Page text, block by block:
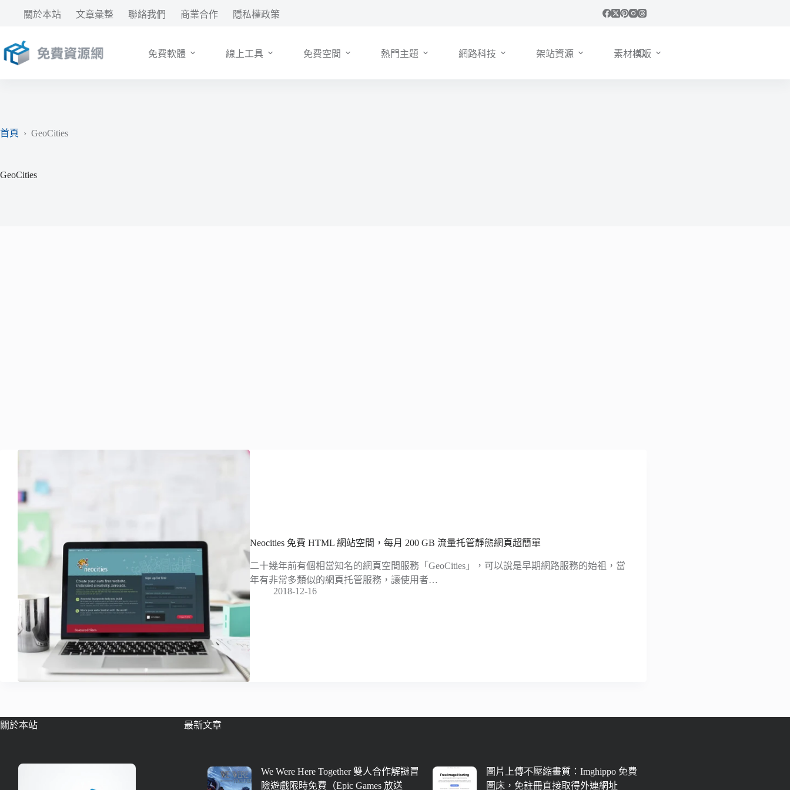
要
內
關於本站 文章彙整 聯絡我們 商業合作 隱私權政策
免費軟體 線上工具 免費空間 熱門主題 網路科技 架站資源 素材模版
首頁 › GeoCities
GeoCities
Neocities 免費 HTML 網站空間，每月 200 GB 流量托管靜態網頁超簡單
二十幾年前有個相當知名的網頁空間服務「GeoCities」，可以說是早期網路服務的始祖，當
年有非常多類似的網頁托管服務，讓使用者…
2018-12-16
關於本站 最新文章
We Were Here Together 雙人合作解謎冒
險遊戲限時免費（Epic Games 放送
圖片上傳不壓縮畫質：Imghippo 免費
圖床，免註冊直接取得外連網址